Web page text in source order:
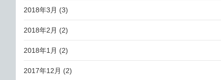
2018年3月 (3)
2018年2月 (2)
2018年1月 (2)
2017年12月 (2)